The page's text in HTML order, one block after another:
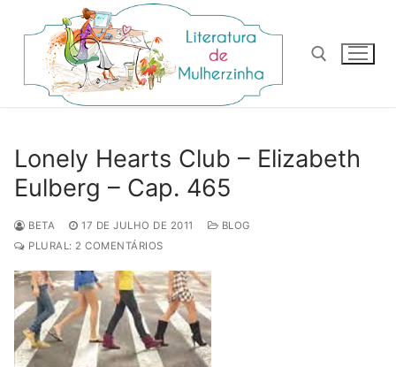
para
conteúdo
Lonely Hearts Club – Elizabeth
Eulberg – Cap. 465
BETA 17 DE JULHO DE 2011
BLOG
PLURAL: 2 COMENTÁRIOS